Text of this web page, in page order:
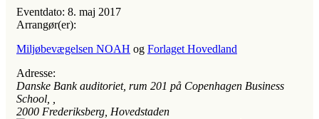
Eventdato: 8. maj 2017
Arrangør(er):
Miljøbevægelsen NOAH og Forlaget Hovedland
Adresse:
Danske Bank auditoriet, rum 201 på Copenhagen Business
School
2000 Frederiksberg, Hovedstaden